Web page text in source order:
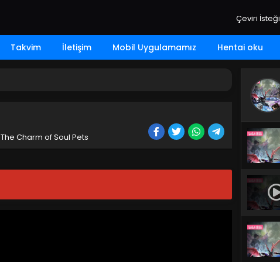
Çeviri İsteği
Takvim İletişim Mobil Uygulamamız Hentai oku
The Charm of Soul Pets